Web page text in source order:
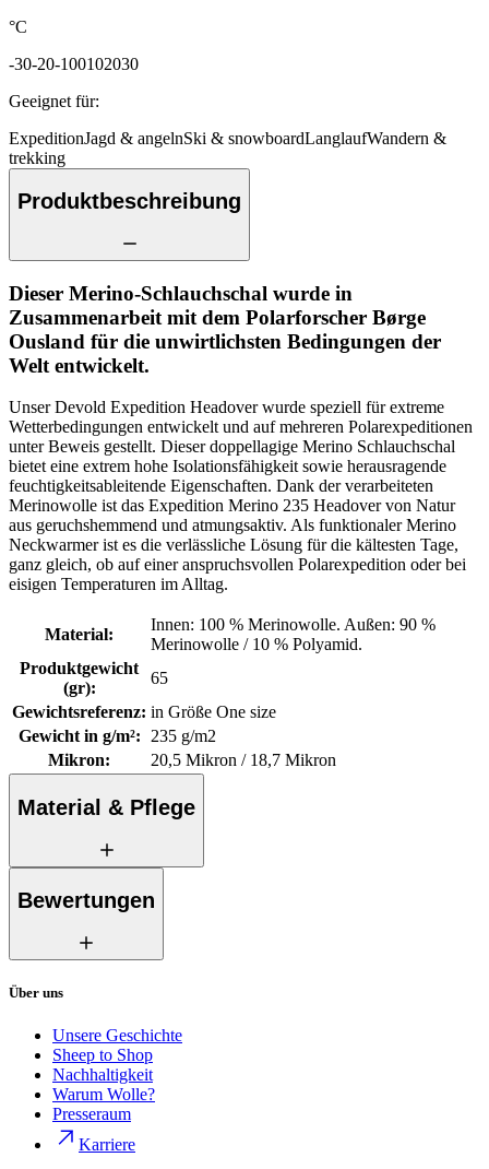
°C
-30-20-100102030
Geeignet für:
ExpeditionJagd & angelnSki & snowboardLanglaufWandern &
trekking
Produktbeschreibung
Dieser Merino-Schlauchschal wurde in
Zusammenarbeit mit dem Polarforscher Børge
Ousland für die unwirtlichsten Bedingungen der
Welt entwickelt.
Unser Devold Expedition Headover wurde speziell für extreme
Wetterbedingungen entwickelt und auf mehreren Polarexpeditionen
unter Beweis gestellt. Dieser doppellagige Merino Schlauchschal
bietet eine extrem hohe Isolationsfähigkeit sowie herausragende
feuchtigkeitsableitende Eigenschaften. Dank der verarbeiteten
Merinowolle ist das Expedition Merino 235 Headover von Natur
aus geruchshemmend und atmungsaktiv. Als funktionaler Merino
Neckwarmer ist es die verlässliche Lösung für die kältesten Tage,
ganz gleich, ob auf einer anspruchsvollen Polarexpedition oder bei
eisigen Temperaturen im Alltag.
Material:
Innen: 100 % Merinowolle. Außen: 90 %
Merinowolle / 10 % Polyamid.
Produktgewicht
(gr):
65
Gewichtsreferenz: in Größe One size
Gewicht in g/m²:
235 g/m2
Mikron: 20,5 Mikron / 18,7 Mikron
Material & Pflege
Bewertungen
Über uns
Unsere Geschichte
Sheep to Shop
Nachhaltigkeit
Warum Wolle?
Presseraum
Karriere